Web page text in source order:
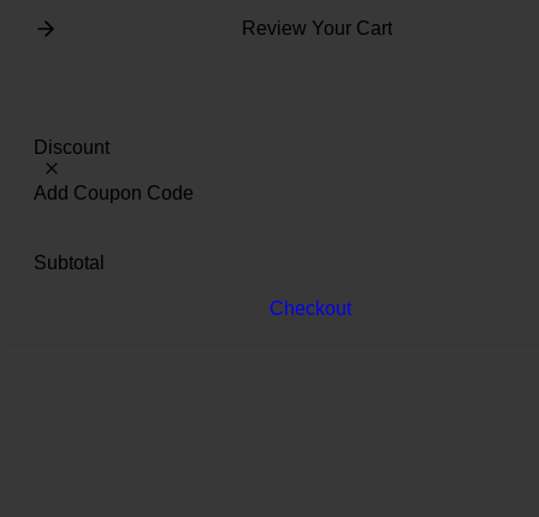
Review Your Cart
Discount
Add Coupon Code
Subtotal
Checkout